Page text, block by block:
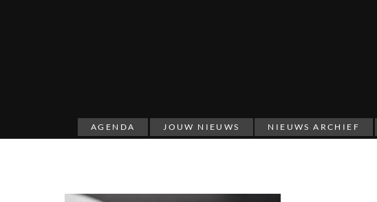
AGENDA JOUW NIEUWS NIEUWS ARCHIEF